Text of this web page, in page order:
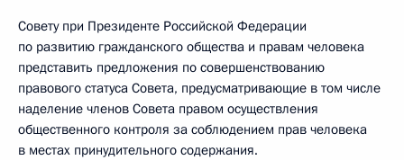
Совету при Президенте Российской Федерации
по развитию гражданского общества и правам человека
представить предложения по совершенствованию
правового статуса Совета, предусматривающие в том числе
наделение членов Совета правом осуществления
общественного контроля за соблюдением прав человека
в местах принудительного содержания.